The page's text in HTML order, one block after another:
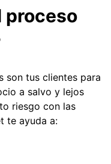
proceso
son tus clientes para
a salvo y lejos
riesgo con las
te ayuda a: